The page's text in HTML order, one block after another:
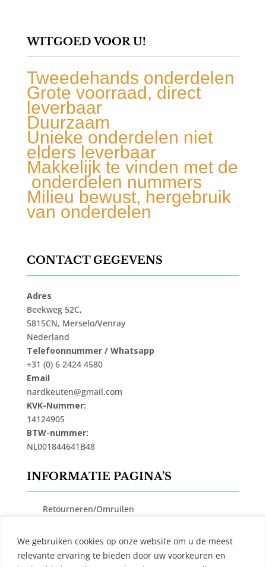
We gebruiken cookies op onze website om u de meest
relevante ervaring te bieden door uw voorkeuren en
WITGOED VOOR U!
Tweedehands onderdelen
Grote voorraad, direct
leverbaar
Duurzaam
Unieke onderdelen niet
elders leverbaar
Makkelijk te vinden met de
onderdelen nummers
Milieu bewust, hergebruik
van onderdelen
CONTACT GEGEVENS
Adres
Beekweg 52C,
5815CN, Merselo/Venray
Nederland
Telefoonnummer / Whatsapp
+31 (0) 6 2424 4580
Email
nardkeuten@gmail.com
KVK-Nummer:
14124905
BTW-nummer:
NL001844641B48
INFORMATIE PAGINA’S
Retourneren/Omruilen
Cookiebeleid